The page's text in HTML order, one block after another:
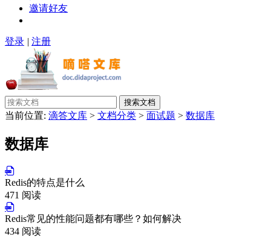
邀请好友
登录 | 注册
搜索文档
当前位置: 滴答文库 > 文档分类 > 面试题 > 数据库
数据库
Redis的特点是什么
471 阅读
Redis常见的性能问题都有哪些？如何解决
434 阅读